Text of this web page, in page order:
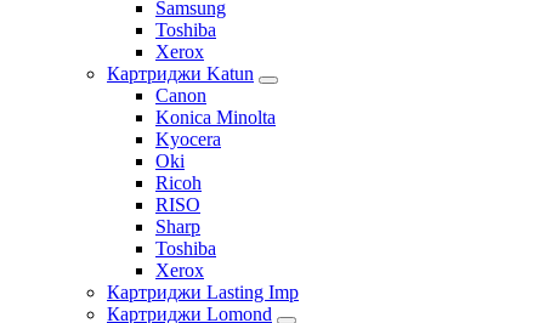
Samsung
Toshiba
Xerox
Картриджи Katun
Canon
Konica Minolta
Kyocera
Oki
Ricoh
RISO
Sharp
Toshiba
Xerox
Картриджи Lasting Imp
Картриджи Lomond